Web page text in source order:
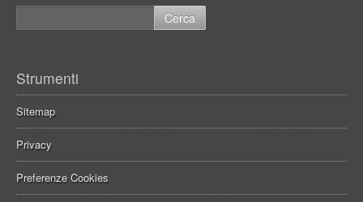
Strumenti
Sitemap
Privacy
Preferenze Cookies